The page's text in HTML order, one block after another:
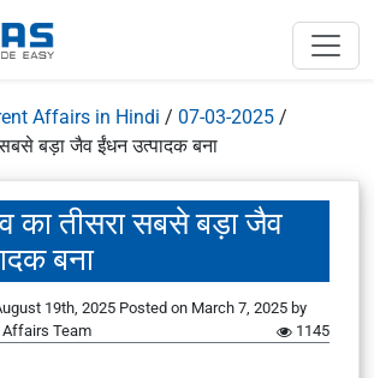
Affairs in Hindi / 07-03-2025 /
सबसे बड़ा जैव ईंधन उत्पादक बना
का तीसरा सबसे बड़ा जैव
बना
19th, 2025 Posted on March 7, 2025 by
Affairs Team
1145